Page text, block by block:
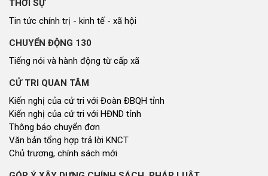
THỜI SỰ
Tin tức chính trị - kinh tế - xã hội
CHUYỂN ĐỘNG 130
Tiếng nói và hành động từ cấp xã
CỬ TRI QUAN TÂM
Kiến nghị của cử tri với Đoàn ĐBQH tỉnh
Kiến nghị của cử tri với HĐND tỉnh
Thông báo chuyển đơn
Văn bản tổng hợp trả lời KNCT
Chủ trương, chính sách mới